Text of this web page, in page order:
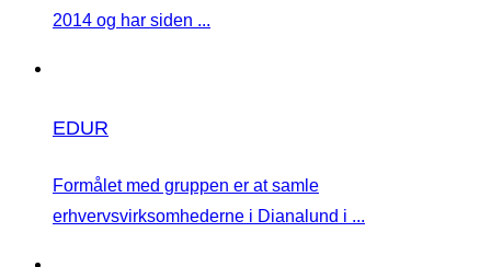
2014 og har siden ...
EDUR
Formålet med gruppen er at samle
erhvervsvirksomhederne i Dianalund i ...